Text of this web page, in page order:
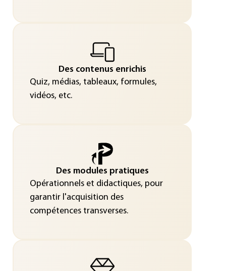
Des contenus enrichis
Quiz, médias, tableaux, formules,
vidéos, etc.
Des modules pratiques
Opérationnels et didactiques, pour
garantir l'acquisition des
compétences transverses.